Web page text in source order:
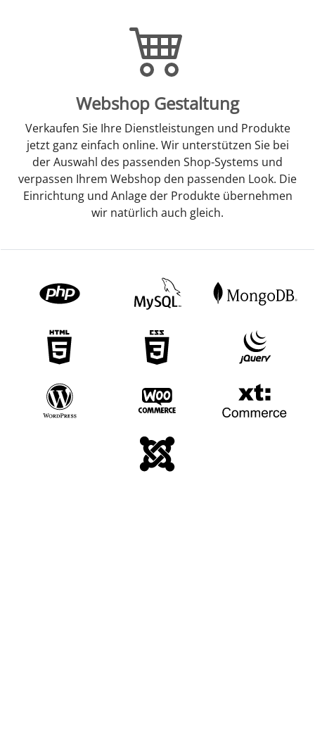
Webshop Gestaltung
Verkaufen Sie Ihre Dienstleistungen und Produkte
jetzt ganz einfach online. Wir unterstützen Sie bei
der Auswahl des passenden Shop-Systems und
verpassen Ihrem Webshop den passenden Look. Die
Einrichtung und Anlage der Produkte übernehmen
wir natürlich auch gleich.